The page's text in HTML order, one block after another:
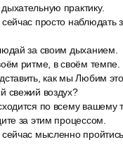
практику.
просто наблюдать
за своим дыханием.
ритме, в своём темпе.
как мы Любим
свежий воздух?
по всему вашему
за этим процессом.
мысленно